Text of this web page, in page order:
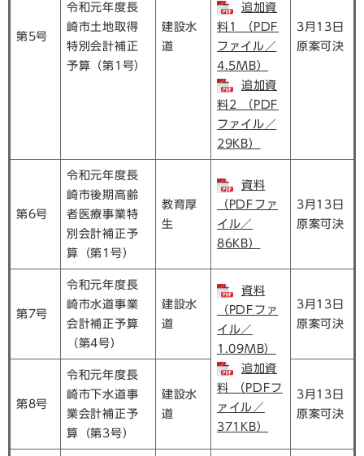
第5号
令和元年度長
崎市土地取得
特別会計補正
予算（第1号）
建設水
道
追加資
料1 （PDF
ファイル／
4.5MB）
追加資
料2 （PDF
ファイル／
29KB）
3月13日
原案可決
第6号
令和元年度長
崎市後期高齢
者医療事業特
別会計補正予
算（第1号）
教育厚
生
資料
（PDFファ
イル／
86KB）
3月13日
原案可決
第7号
令和元年度長
崎市水道事業
会計補正予算
（第4号）
建設水
道
資料
（PDFファ
イル／
1.09MB）
追加資
料 （PDFフ
ァイル／
371KB）
3月13日
原案可決
第8号
令和元年度長
崎市下水道事
業会計補正予
算（第3号）
建設水
道
3月13日
原案可決